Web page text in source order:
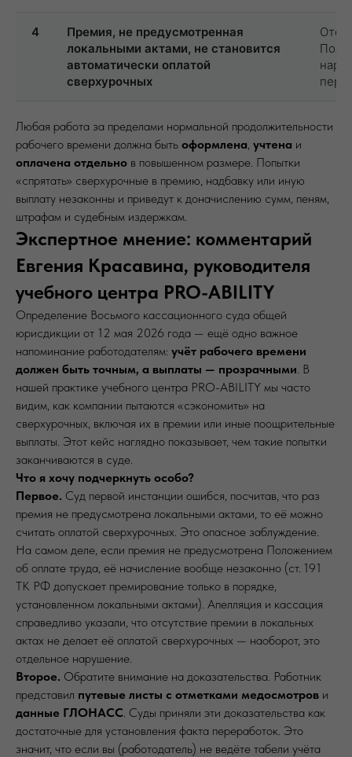
4
Премия, не предусмотренная
локальными актами, не становится
автоматически оплатой
сверхурочных
Любая работа за пределами нормальной продолжительности
рабочего времени должна быть оформлена, учтена и
оплачена отдельно в повышенном размере. Попытки
«спрятать» сверхурочные в премию, надбавку или иную
выплату незаконны и приведут к доначислению сумм, пеням,
штрафам и судебным издержкам.
Экспертное мнение: комментарий
Евгения Красавина, руководителя
учебного центра PRO-ABILITY
Определение Восьмого кассационного суда общей
юрисдикции от 12 мая 2026 года — ещё одно важное
напоминание работодателям: учёт рабочего времени
должен быть точным, а выплаты — прозрачными. В
нашей практике учебного центра PRO-ABILITY мы часто
видим, как компании пытаются «сэкономить» на
сверхурочных, включая их в премии или иные поощрительные
выплаты. Этот кейс наглядно показывает, чем такие попытки
заканчиваются в суде.
Что я хочу подчеркнуть особо?
Первое. Суд первой инстанции ошибся, посчитав, что раз
премия не предусмотрена локальными актами, то её можно
считать оплатой сверхурочных. Это опасное заблуждение.
На самом деле, если премия не предусмотрена Положением
об оплате труда, её начисление вообще незаконно (ст. 191
ТК РФ допускает премирование только в порядке,
установленном локальными актами). Апелляция и кассация
справедливо указали, что отсутствие премии в локальных
актах не делает её оплатой сверхурочных — наоборот, это
отдельное нарушение.
Второе. Обратите внимание на доказательства. Работник
представил путевые листы с отметками медосмотров и
данные ГЛОНАСС. Суды приняли эти доказательства как
достаточные для установления факта переработок. Это
значит, что если вы (работодатель) не ведёте табели учёта